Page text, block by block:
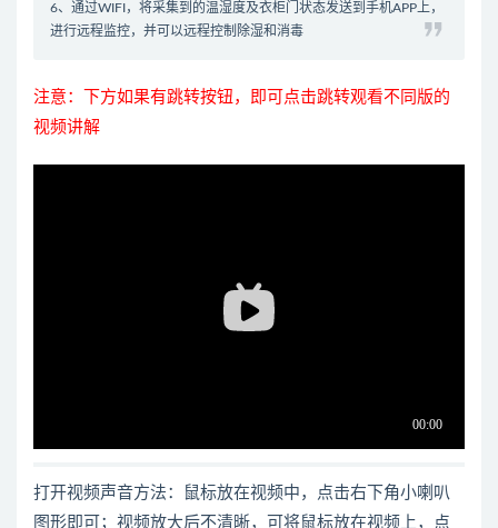
6、通过WIFI，将采集到的温湿度及衣柜门状态发送到手机APP上，
进行远程监控，并可以远程控制除湿和消毒
注意：下方如果有跳转按钮，即可点击跳转观看不同版的
视频讲解
打开视频声音方法：鼠标放在视频中，点击右下角小喇叭
图形即可；视频放大后不清晰，可将鼠标放在视频上，点